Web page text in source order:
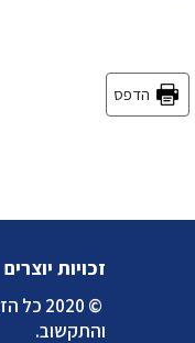
הדפס
זכויות יוצרים
©
2020
והתקשוב.